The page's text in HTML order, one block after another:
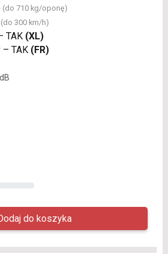
(do 710 kg/oponę)
(do 300 km/h)
TAK (XL)
– TAK (FR)